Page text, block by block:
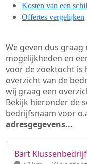
Kosten van een
Offertes vergelijken
We geven dus
mogelijkheden en
voor de zoektocht is
overzicht van de
wij graag een
Bekijk hieronder de
bedrijfsnaam voor
adresgegevens...
Bart Klussenbedrijf